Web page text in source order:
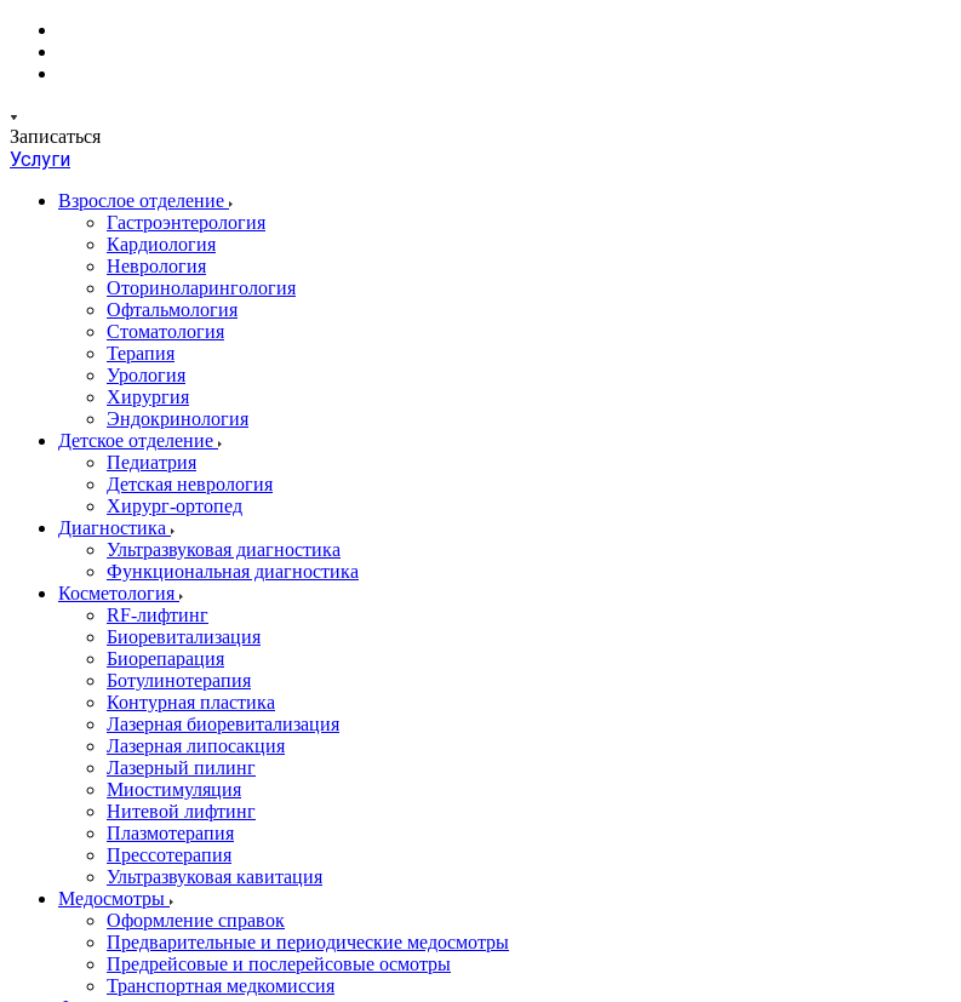
Записаться
Услуги
Взрослое отделение
Гастроэнтерология
Кардиология
Неврология
Оториноларингология
Офтальмология
Стоматология
Терапия
Урология
Хирургия
Эндокринология
Детское отделение
Педиатрия
Детская неврология
Хирург-ортопед
Диагностика
Ультразвуковая диагностика
Функциональная диагностика
Косметология
RF-лифтинг
Биоревитализация
Биорепарация
Ботулинотерапия
Контурная пластика
Лазерная биоревитализация
Лазерная липосакция
Лазерный пилинг
Миостимуляция
Нитевой лифтинг
Плазмотерапия
Прессотерапия
Ультразвуковая кавитация
Медосмотры
Оформление справок
Предварительные и периодические медосмотры
Предрейсовые и послерейсовые осмотры
Транспортная медкомиссия